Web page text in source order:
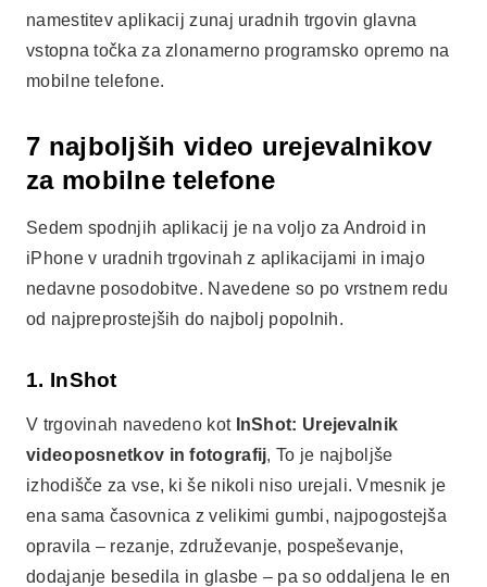
namestitev aplikacij zunaj uradnih trgovin glavna
vstopna točka za zlonamerno programsko opremo na
mobilne telefone.
7 najboljših video urejevalnikov
za mobilne telefone
Sedem spodnjih aplikacij je na voljo za Android in
iPhone v uradnih trgovinah z aplikacijami in imajo
nedavne posodobitve. Navedene so po vrstnem redu
od najpreprostejših do najbolj popolnih.
1. InShot
V trgovinah navedeno kot InShot: Urejevalnik
videoposnetkov in fotografij, To je najboljše
izhodišče za vse, ki še nikoli niso urejali. Vmesnik je
ena sama časovnica z velikimi gumbi, najpogostejša
opravila – rezanje, združevanje, pospeševanje,
dodajanje besedila in glasbe – pa so oddaljena le en